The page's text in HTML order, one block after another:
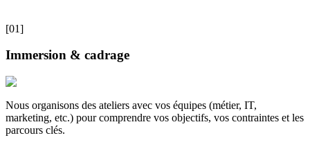
[01]
Immersion & cadrage
Nous organisons des ateliers avec vos équipes (métier, IT,
marketing, etc.) pour comprendre vos objectifs, vos contraintes et les
parcours clés.